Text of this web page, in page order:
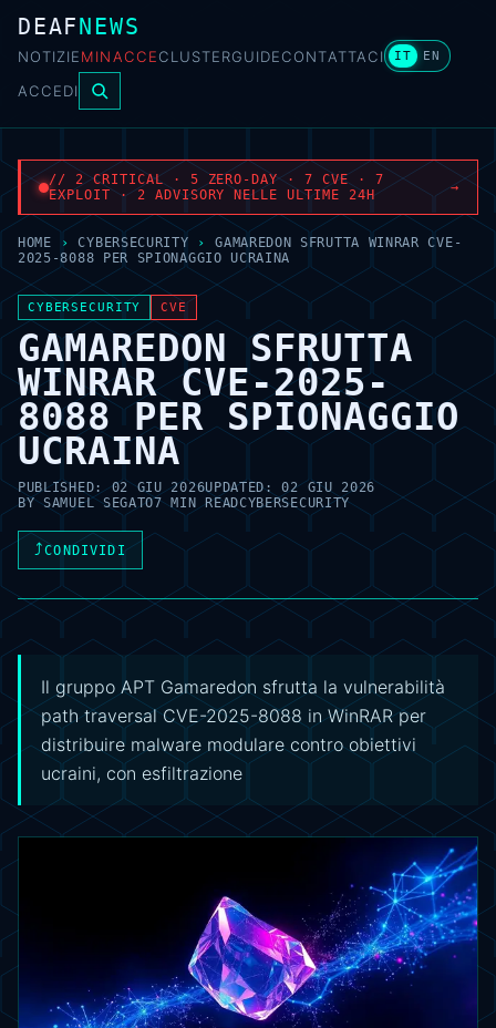
DEAFNEWS
NOTIZIEMINACCECLUSTERGUIDECONTATTACI IT EN
ACCEDI
// 2 CRITICAL · 5 ZERO-DAY · 7 CVE · 7
EXPLOIT · 2 ADVISORY NELLE ULTIME 24H
→
HOME › CYBERSECURITY ›
GAMAREDON SFRUTTA WINRAR CVE-
2025-8088 PER SPIONAGGIO UCRAINA
CYBERSECURITY CVE
GAMAREDON SFRUTTA
WINRAR CVE-2025-
8088 PER SPIONAGGIO
UCRAINA
PUBLISHED:02 GIU 2026UPDATED:02 GIU 2026
BYSAMUEL SEGATO7 MIN READCYBERSECURITY
⤴CONDIVIDI
Il gruppo APT Gamaredon sfrutta la vulnerabilità
path traversal CVE-2025-8088 in WinRAR per
distribuire malware modulare contro obiettivi
ucraini, con esfiltrazione